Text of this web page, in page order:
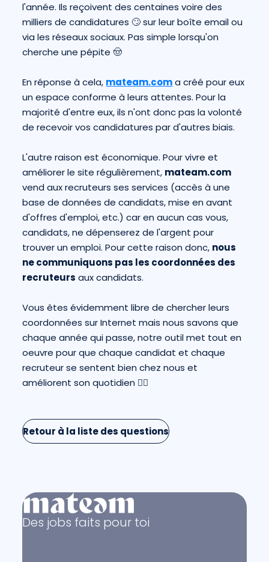
l'année. Ils reçoivent des centaines voire des
milliers de candidatures 🙄 sur leur boîte email ou
via les réseaux sociaux. Pas simple lorsqu'on
cherche une pépite 🤠
En réponse à cela, mateam.coma créé pour eux
un espace conforme à leurs attentes. Pour la
majorité d'entre eux, ils n'ont donc pas la volonté
de recevoir vos candidatures par d'autres biais.
L'autre raison est économique. Pour vivre et
améliorer le site régulièrement, mateam.com
vend aux recruteurs ses services (accès à une
base de données de candidats, mise en avant
d'offres d'emploi, etc.) car en aucun cas vous,
candidats, ne dépenserez de l'argent pour
trouver un emploi. Pour cette raison donc, nous
ne communiquons pas les coordonnées des
recruteurs aux candidats.
Vous êtes évidemment libre de chercher leurs
coordonnées sur Internet mais nous savons que
chaque année qui passe, notre outil met tout en
oeuvre pour que chaque candidat et chaque
recruteur se sentent bien chez nous et
améliorent son quotidien 🧘‍♀️
Retour à la liste des questions
Des jobs faits pour toi